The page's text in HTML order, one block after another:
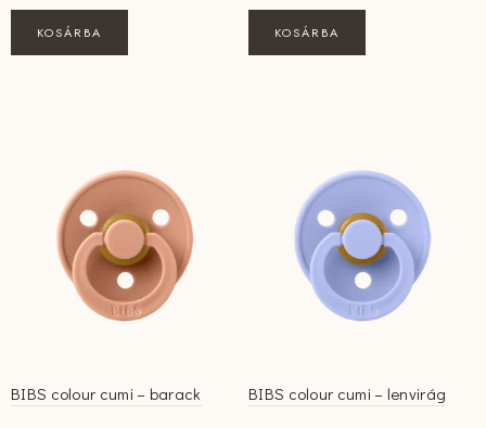
KOSÁRBA KOSÁRBA
BIBS colour cumi – barack BIBS colour cumi – lenvirág